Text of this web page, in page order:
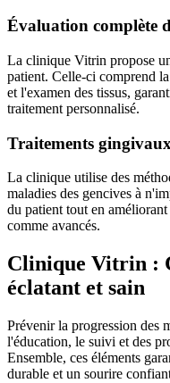
Évaluation complète
La clinique Vitrin propose
patient. Celle-ci comprend
et l'examen des tissus,
traitement personnalisé.
Traitements
La clinique utilise des
maladies des gencives à
du patient tout en
comme avancés.
Clinique Vitrin :
éclatant et sain
Prévenir la progression des
l'éducation, le suivi et des
Ensemble, ces éléments
durable et un sourire